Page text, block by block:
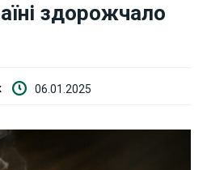
здорожчало
06.01.2025